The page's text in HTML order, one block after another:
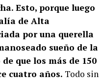
Esto, porque luego
de Alta
por una querella
sueño de la
que los más de 150
cuatro años. Todo sin